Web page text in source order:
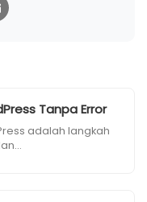
Tanpa Error
adalah langkah